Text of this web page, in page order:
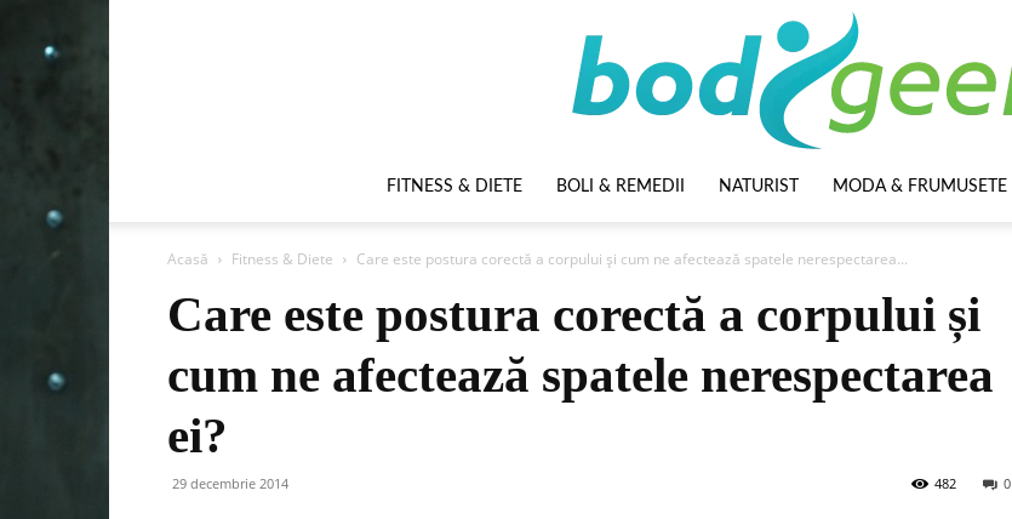
FITNESS & DIETE BOLI & REMEDII NATURIST MODA & FRUMUSETE
Acasă Fitness & Diete Care este postura corectă a corpului și cum ne afectează spatele nerespectarea...
Care este postura corectă a corpului și
cum ne afectează spatele nerespectarea
ei?
29 decembrie 2014 0
482